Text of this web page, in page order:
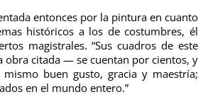
entonces por la pintura en cuanto
históricos a los de costumbres, él
magistrales. “Sus cuadros de este
citada — se cuentan por cientos, y
buen gusto, gracia y maestría;
en el mundo entero.”